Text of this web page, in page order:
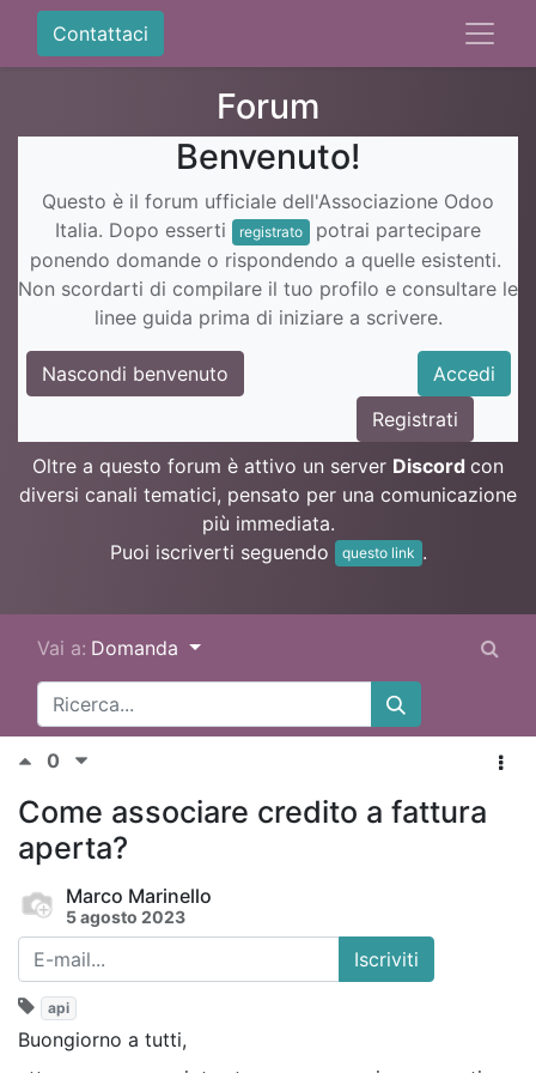
Contattaci
Forum
Benvenuto!
Questo è il forum ufficiale dell'Associazione Odoo
Italia. Dopo esserti
registrato
potrai partecipare
ponendo domande o rispondendo a quelle esistenti.
Non scordarti di compilare il tuo profilo e consultare le
linee guida prima di iniziare a scrivere.
Nascondi benvenuto
Accedi
Registrati
Oltre a questo forum è attivo un server Discord con
diversi canali tematici, pensato per una comunicazione
più immediata.
Puoi iscriverti seguendo
questo link .
Vai a: Domanda
0
Come associare credito a fattura
aperta?
Marco Marinello
5 agosto 2023
Iscriviti
api
Buongiorno a tutti,